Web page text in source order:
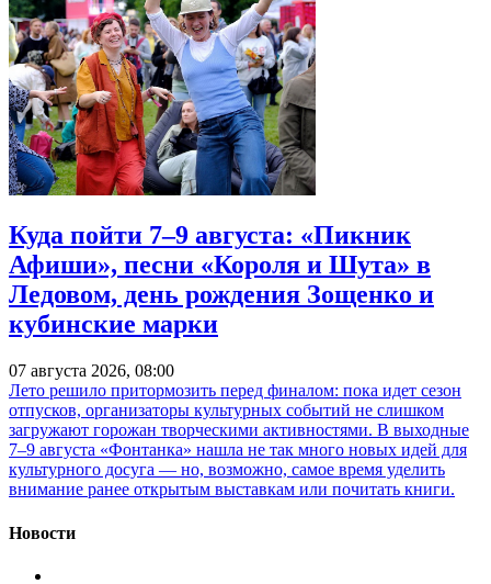
Куда пойти 7–9 августа: «Пикник
Афиши», песни «Короля и Шута» в
Ледовом, день рождения Зощенко и
кубинские марки
07 августа 2026, 08:00
Лето решило притормозить перед финалом: пока идет сезон
отпусков, организаторы культурных событий не слишком
загружают горожан творческими активностями. В выходные
7–9 августа «Фонтанка» нашла не так много новых идей для
культурного досуга — но, возможно, самое время уделить
внимание ранее открытым выставкам или почитать книги.
Новости